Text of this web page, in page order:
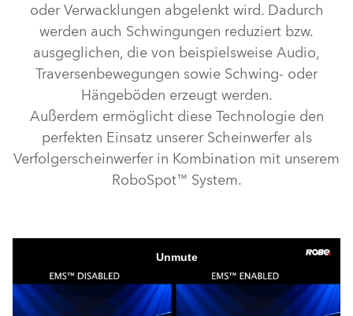
oder Verwacklungen abgelenkt wird. Dadurch
werden auch Schwingungen reduziert bzw.
ausgeglichen, die von beispielsweise Audio,
Traversenbewegungen sowie Schwing- oder
Hängeböden erzeugt werden.
Außerdem ermöglicht diese Technologie den
perfekten Einsatz unserer Scheinwerfer als
Verfolgerscheinwerfer in Kombination mit unserem
RoboSpot™ System.